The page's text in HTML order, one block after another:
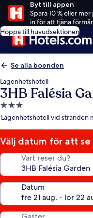
Byt till appen
Spara 10 % eller
in för att tjäna
Hoppa till huvudsektionen
Se alla boenden
Lägenhetshotell
3HB Falésia
3.0-
stjärnigt
Lägenhetshotell vid stranden
Välj datum för att se
Vart reser du?
Datum